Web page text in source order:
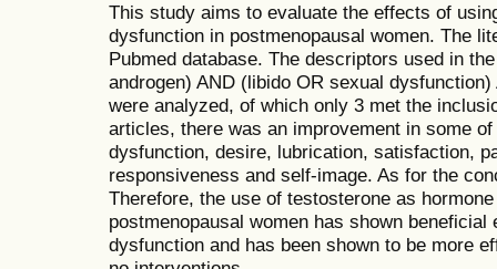
This study aims to evaluate the effects of
dysfunction in postmenopausal women. The
Pubmed database. The descriptors used in
androgen) AND (libido OR sexual
were analyzed, of which only 3 met the
articles, there was an improvement in some
dysfunction, desire, lubrication, satisfaction,
responsiveness and self-image. As for the
Therefore, the use of testosterone as
postmenopausal women has shown
dysfunction and has been shown to be more